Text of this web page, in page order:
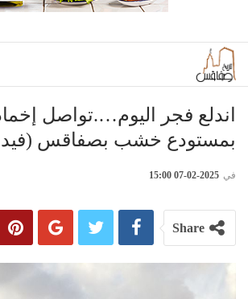
اندلع فجر اليوم….تواصل
بمستودع خشب بصفاقس
في 2025-02-07 15:00
Share